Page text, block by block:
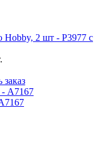
Hobby, 2 шт - P3977 с